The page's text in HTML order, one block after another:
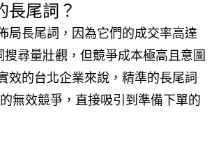
長尾詞？
局長尾詞，因為它們的成交率高達
搜尋量壯觀，但競爭成本極高且意圖
效的台北企業來說，精準的長尾詞
無效競爭，直接吸引到準備下單的